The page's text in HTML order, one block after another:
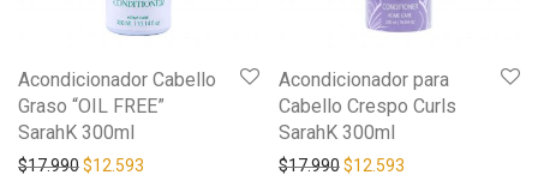
Acondicionador Cabello
Graso “OIL FREE”
SarahK 300ml
$17.990$12.593
Acondicionador para
Cabello Crespo Curls
SarahK 300ml
$17.990$12.593